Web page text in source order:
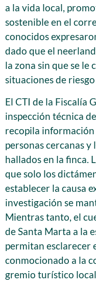
a la vida local,
sostenible en el
conocidos
dado que el
la zona sin que se le
situaciones de
El CTI de la Fiscalía
inspección técnica
recopila
personas cercanas
hallados en la finca.
que solo los
establecer la causa
investigación se
Mientras tanto, el
de Santa Marta a la
permitan esclarecer
conmocionado a la
gremio turístico